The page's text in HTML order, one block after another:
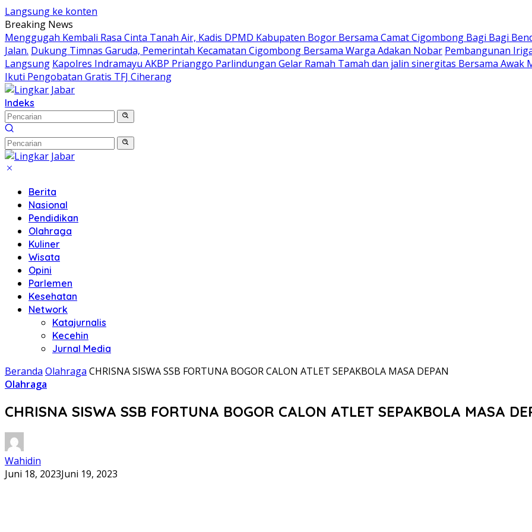
Langsung ke konten
Breaking News
Menggugah Kembali Rasa Cinta Tanah Air, Kadis DPMD Kabupaten Bogor Bersama Camat Cigombong Bagi Bagi
Jalan. Dukung Timnas Garuda, Pemerintah Kecamatan Cigombong Bersama Warga Adakan Nobar Pembangunan
Langsung Kapolres Indramayu AKBP Prianggo Parlindungan Gelar Ramah Tamah dan jalin sinergitas Bersama Awak
Ikuti Pengobatan Gratis TFJ Ciherang
Indeks
Berita
Nasional
Pendidikan
Olahraga
Kuliner
Wisata
Opini
Parlemen
Kesehatan
Network
Katajurnalis
Kecehin
Jurnal Media
Beranda Olahraga CHRISNA SISWA SSB FORTUNA BOGOR CALON ATLET SEPAKBOLA MASA DEPAN
Olahraga
CHRISNA SISWA SSB FORTUNA BOGOR CALON ATLET SEPAKBOLA MASA
Wahidin
Juni 18, 2023Juni 19, 2023